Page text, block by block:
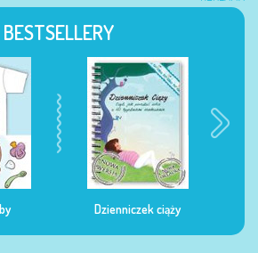
BESTSELLERY
Dzienniczek ciąży Dzienniczek